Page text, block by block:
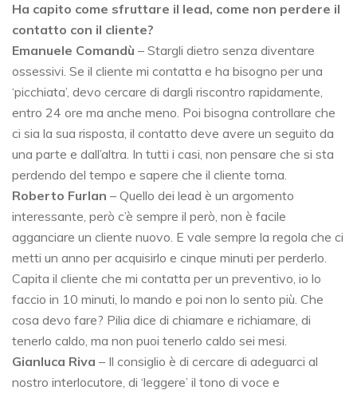
Ha capito come sfruttare il lead, come non perdere il
contatto con il cliente?
Emanuele Comandù – Stargli dietro senza diventare
ossessivi. Se il cliente mi contatta e ha bisogno per una
‘picchiata’, devo cercare di dargli riscontro rapidamente,
entro 24 ore ma anche meno. Poi bisogna controllare che
ci sia la sua risposta, il contatto deve avere un seguito da
una parte e dall’altra. In tutti i casi, non pensare che si sta
perdendo del tempo e sapere che il cliente torna.
Roberto Furlan – Quello dei lead è un argomento
interessante, però c’è sempre il però, non è facile
agganciare un cliente nuovo. E vale sempre la regola che ci
metti un anno per acquisirlo e cinque minuti per perderlo.
Capita il cliente che mi contatta per un preventivo, io lo
faccio in 10 minuti, lo mando e poi non lo sento più. Che
cosa devo fare? Pilia dice di chiamare e richiamare, di
tenerlo caldo, ma non puoi tenerlo caldo sei mesi.
Gianluca Riva – Il consiglio è di cercare di adeguarci al
nostro interlocutore, di ‘leggere’ il tono di voce e